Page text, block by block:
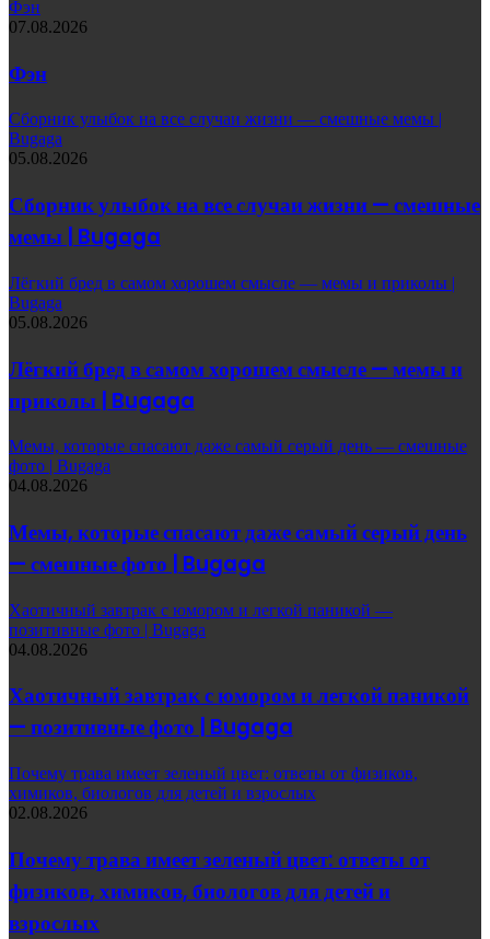
Фэн
07.08.2026
Фэн
Сборник улыбок на все случаи жизни — смешные мемы |
Bugaga
05.08.2026
Сборник улыбок на все случаи жизни — смешные
мемы | Bugaga
Лёгкий бред в самом хорошем смысле — мемы и приколы |
Bugaga
05.08.2026
Лёгкий бред в самом хорошем смысле — мемы и
приколы | Bugaga
Мемы, которые спасают даже самый серый день — смешные
фото | Bugaga
04.08.2026
Мемы, которые спасают даже самый серый день
— смешные фото | Bugaga
Хаотичный завтрак с юмором и легкой паникой —
позитивные фото | Bugaga
04.08.2026
Хаотичный завтрак с юмором и легкой паникой
— позитивные фото | Bugaga
Почему трава имеет зеленый цвет: ответы от физиков,
химиков, биологов для детей и взрослых
02.08.2026
Почему трава имеет зеленый цвет: ответы от
физиков, химиков, биологов для детей и
взрослых